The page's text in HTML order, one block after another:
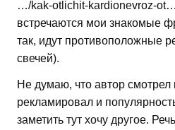
…/kak-otlichit-kardionevroz-
встречаются мои знакомые
так, идут противоположные
свечей).
Не думаю, что автор смотрел
рекламировал и
заметить тут хочу другое.